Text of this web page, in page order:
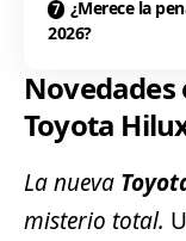
¿Merece la
2026?
Novedades
Toyota
La nueva
misterio total.